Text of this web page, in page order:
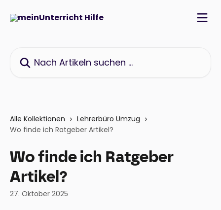
Alle Kollektionen
Lehrerbüro Umzug
Wo finde ich Ratgeber Artikel?
Wo finde ich Ratgeber
Artikel?
27. Oktober 2025